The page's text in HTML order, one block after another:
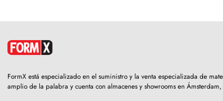
FormX está especializado en el suministro y la venta especializada de
amplio de la palabra y cuenta con almacenes y showrooms en